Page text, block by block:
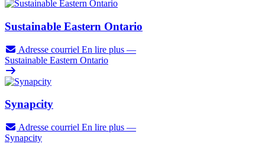
Sustainable Eastern Ontario
Adresse courriel En lire plus —
Sustainable Eastern Ontario
Synapcity
Adresse courriel En lire plus —
Synapcity